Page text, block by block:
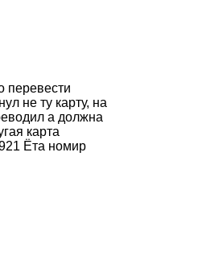
перевести
не ту карту, на
а должна
карта
Ёта номир